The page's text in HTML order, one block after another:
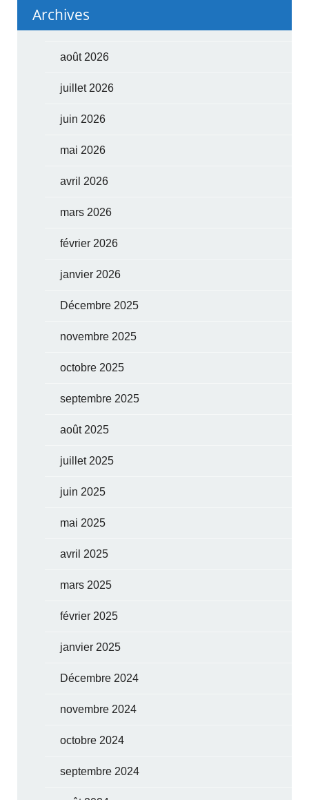
Archives
août 2026
juillet 2026
juin 2026
mai 2026
avril 2026
mars 2026
février 2026
janvier 2026
Décembre 2025
novembre 2025
octobre 2025
septembre 2025
août 2025
juillet 2025
juin 2025
mai 2025
avril 2025
mars 2025
février 2025
janvier 2025
Décembre 2024
novembre 2024
octobre 2024
septembre 2024